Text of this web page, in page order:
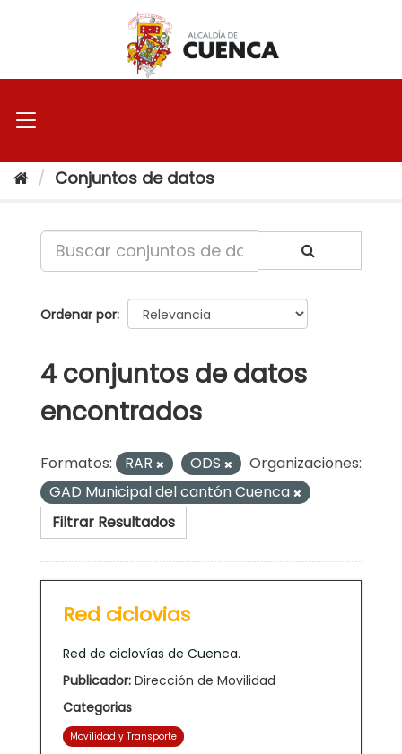
Conjuntos de datos
Ordenar por
4 conjuntos de datos
encontrados
Formatos: RAR ODS
Organizaciones:
GAD Municipal del cantón Cuenca
Filtrar Resultados
Red ciclovias
Red de ciclovías de Cuenca.
Publicador: Dirección de Movilidad
Categorias
Movilidad y Transporte